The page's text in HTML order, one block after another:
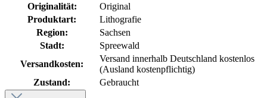
Originalität:
Original
Produktart:
Lithografie
Region:
Sachsen
Stadt:
Spreewald
Versandkosten:
Versand innerhalb Deutschland kostenlos
(Ausland kostenpflichtig)
Zustand:
Gebraucht